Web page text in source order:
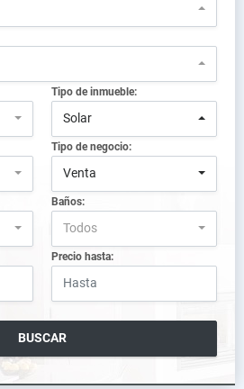
Tipo de inmueble:
Solar
Tipo de negocio:
Venta
Baños:
Todos
Precio hasta:
BUSCAR